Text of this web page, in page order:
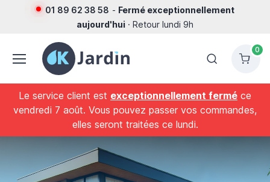
01 89 62 38 58 - Fermé exceptionnellement
aujourd'hui · Retour lundi 9h
0
Le service client est exceptionnellement fermé ce
vendredi 7 août. Vous pouvez passer vos commandes,
elles seront traitées ce lundi.